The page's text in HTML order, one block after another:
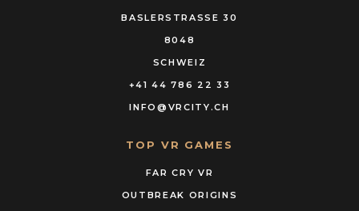
BASLERSTRASSE 30
8048
SCHWEIZ
+41 44 786 22 33
INFO@VRCITY.CH
TOP VR GAMES
FAR CRY VR
OUTBREAK ORIGINS